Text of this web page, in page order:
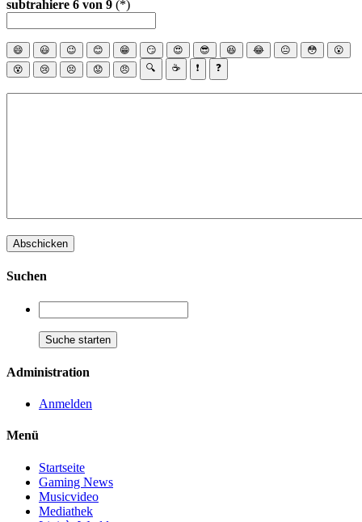
subtrahiere 6 von 9 (*)
😄 😃 😉 😊 😁 😏 😍 😎 😆 😂 😐 😳
😮
😵
😢 😣 😟 😠 🔍 ☕ ❗ ❓
Suchen
Administration
Anmelden
Menü
Startseite
Gaming News
Musicvideo
Mediathek